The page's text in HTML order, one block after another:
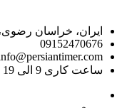
ایران، خراسان
09152470676
ساعت کاری 9 الی 19